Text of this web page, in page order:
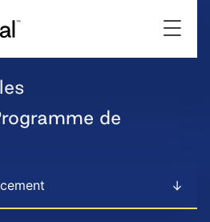
de